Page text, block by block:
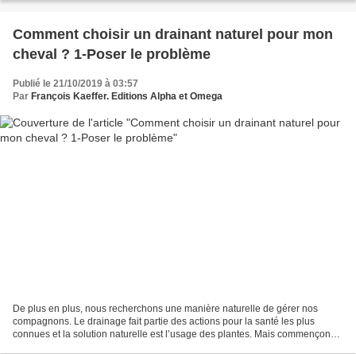
Comment choisir un drainant naturel pour mon
cheval ? 1-Poser le problème
Publié le 21/10/2019 à 03:57
Par François Kaeffer. Editions Alpha et Omega
De plus en plus, nous recherchons une manière naturelle de gérer nos
compagnons. Le drainage fait partie des actions pour la santé les plus
connues et la solution naturelle est l’usage des plantes. Mais commençons